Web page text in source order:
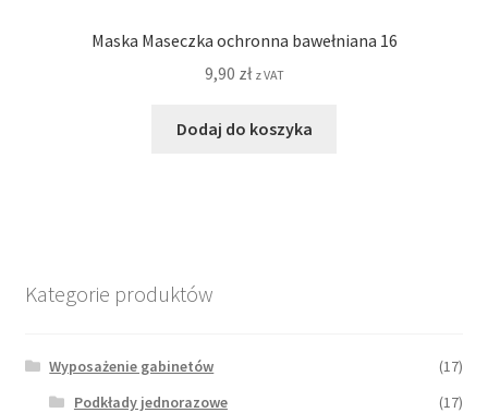
Maska Maseczka ochronna bawełniana 16
9,90 zł z VAT
Dodaj do koszyka
Kategorie produktów
Wyposażenie gabinetów
(17)
Podkłady jednorazowe
(17)